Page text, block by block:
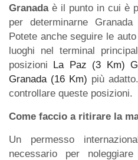
Granada è il punto in cui è
per determinarne
Potete anche seguire le
luoghi nel terminal
posizioni La Paz (3 Km)
Granada (16 Km) più
controllare queste posizioni.
Come faccio a ritirare la
Un permesso
necessario per